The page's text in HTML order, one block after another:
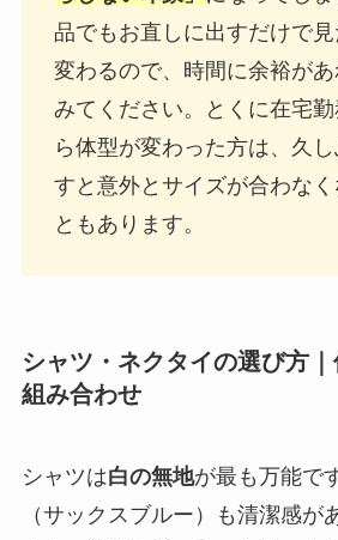
品でもお直しに出すだけで見
変わるので、時間に余裕が
みてください。とくに在宅
ら体型が変わった方は、久
すと意外とサイズが合わな
ともあります。
シャツ・ネクタイの選び方
組み合わせ
シャツは白の無地が最も万能で
（サックスブルー）も清潔感が